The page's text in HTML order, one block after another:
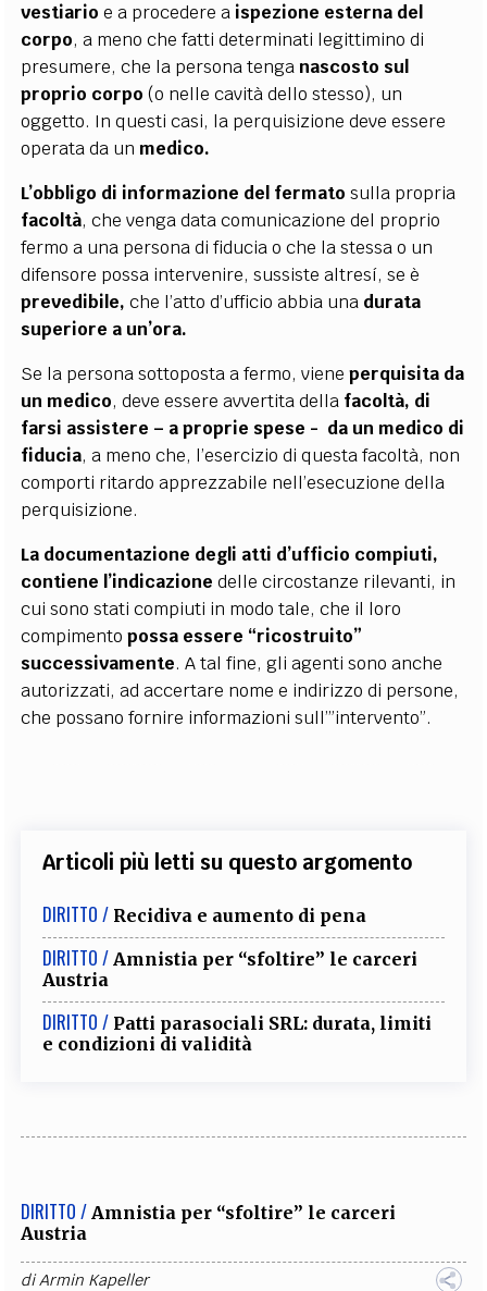
vestiario e a procedere a ispezione esterna del
corpo, a meno che fatti determinati legittimino di
presumere, che la persona tenga nascosto sul
proprio corpo (o nelle cavità dello stesso), un
oggetto. In questi casi, la perquisizione deve essere
operata da un medico.
L’obbligo di informazione del fermato sulla propria
facoltà, che venga data comunicazione del proprio
fermo a una persona di fiducia o che la stessa o un
difensore possa intervenire, sussiste altresí, se è
prevedibile, che l’atto d’ufficio abbia una durata
superiore a un’ora.
Se la persona sottoposta a fermo, vieneperquisita da
un medico, deve essere avvertita della facoltà, di
farsi assistere – a proprie spese - da un medico di
fiducia, a meno che, l’esercizio di questa facoltà, non
comporti ritardo apprezzabile nell’esecuzione della
perquisizione.
La documentazione degli atti d’ufficio compiuti,
contiene l’indicazione delle circostanze rilevanti, in
cui sono stati compiuti in modo tale, che il loro
compimentopossa essere “ricostruito”
successivamente. A tal fine, gli agenti sono anche
autorizzati, ad accertare nome e indirizzo di persone,
che possano fornire informazioni sull’”intervento”.
Articoli più letti su questo argomento
DIRITTO / Recidiva e aumento di pena
DIRITTO / Amnistia per “sfoltire” le carceri
Austria
DIRITTO / Patti parasociali SRL: durata, limiti
e condizioni di validità
DIRITTO / Amnistia per “sfoltire” le carceri
Austria
diArmin Kapeller